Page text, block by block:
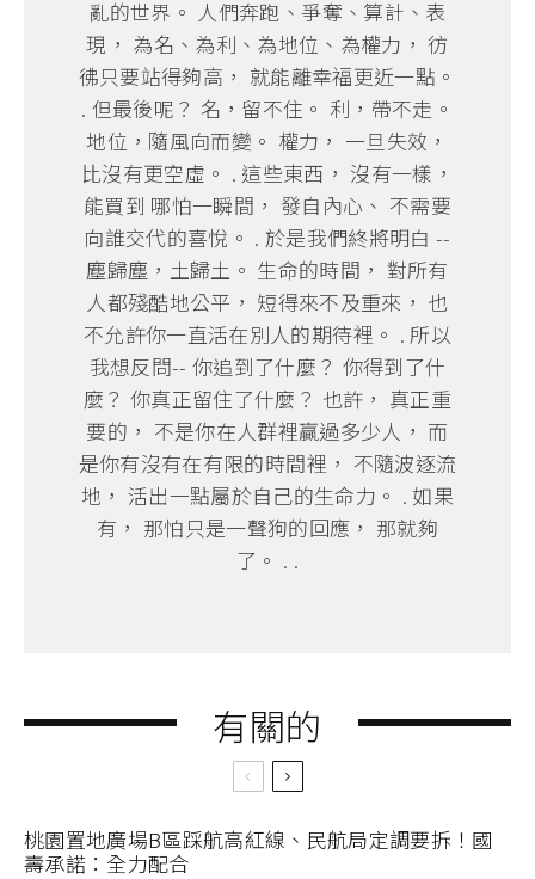
亂的世界。 人們奔跑、爭奪、算計、表
現， 為名、為利、為地位、為權力， 彷
彿只要站得夠高， 就能離幸福更近一點。
. 但最後呢？ 名，留不住。 利，帶不走。
地位，隨風向而變。 權力， 一旦失效，
比沒有更空虛。 . 這些東西， 沒有一樣，
能買到 哪怕一瞬間， 發自內心、 不需要
向誰交代的喜悅。 . 於是我們終將明白 --
塵歸塵，土歸土。 生命的時間， 對所有
人都殘酷地公平， 短得來不及重來， 也
不允許你一直活在別人的期待裡。 . 所以
我想反問-- 你追到了什麼？ 你得到了什
麼？ 你真正留住了什麼？ 也許， 真正重
要的， 不是你在人群裡贏過多少人， 而
是你有沒有在有限的時間裡， 不隨波逐流
地， 活出一點屬於自己的生命力。 . 如果
有， 那怕只是一聲狗的回應， 那就夠
了。 . .
有關的
桃園置地廣場B區踩航高紅線、民航局定調要拆！國
壽承諾：全力配合